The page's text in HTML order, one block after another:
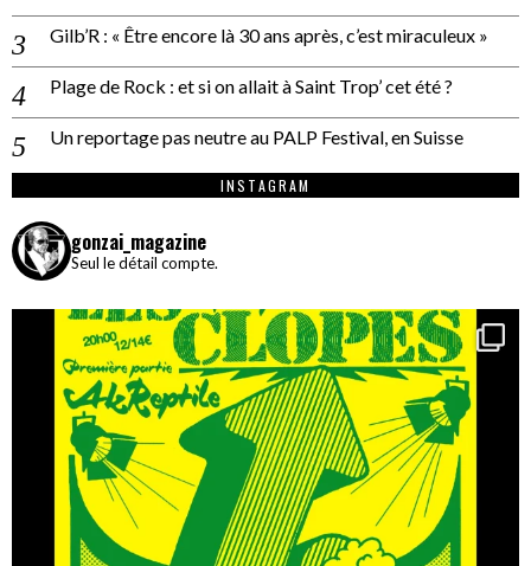
Gilb’R : « Être encore là 30 ans après, c’est miraculeux »
Plage de Rock : et si on allait à Saint Trop’ cet été ?
Un reportage pas neutre au PALP Festival, en Suisse
INSTAGRAM
gonzai_magazine
Seul le détail compte.